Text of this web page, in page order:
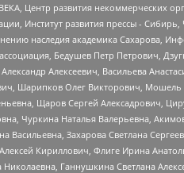
Центр развития некоммерческих
Институт развития прессы -
наследия академика Сахарова,
Бедушев Петр Петрович,
Алексеевич, Васильева
Шарипков Олег Викторович,
Щаров Сергей Алексадрович,
Чуркина Наталья Валерьевна,
Захарова Светлана
Кириллович, Флиге Ирина
Николаевна, Ганнушкина Светлана